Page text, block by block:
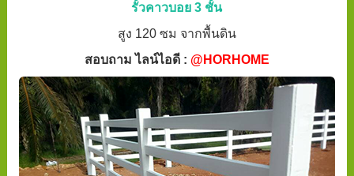
รั้วคาวบอย 3 ชั้น
สูง 120 ซม จากพื้นดิน
สอบถาม ไลน์ไอดี : @HORHOME